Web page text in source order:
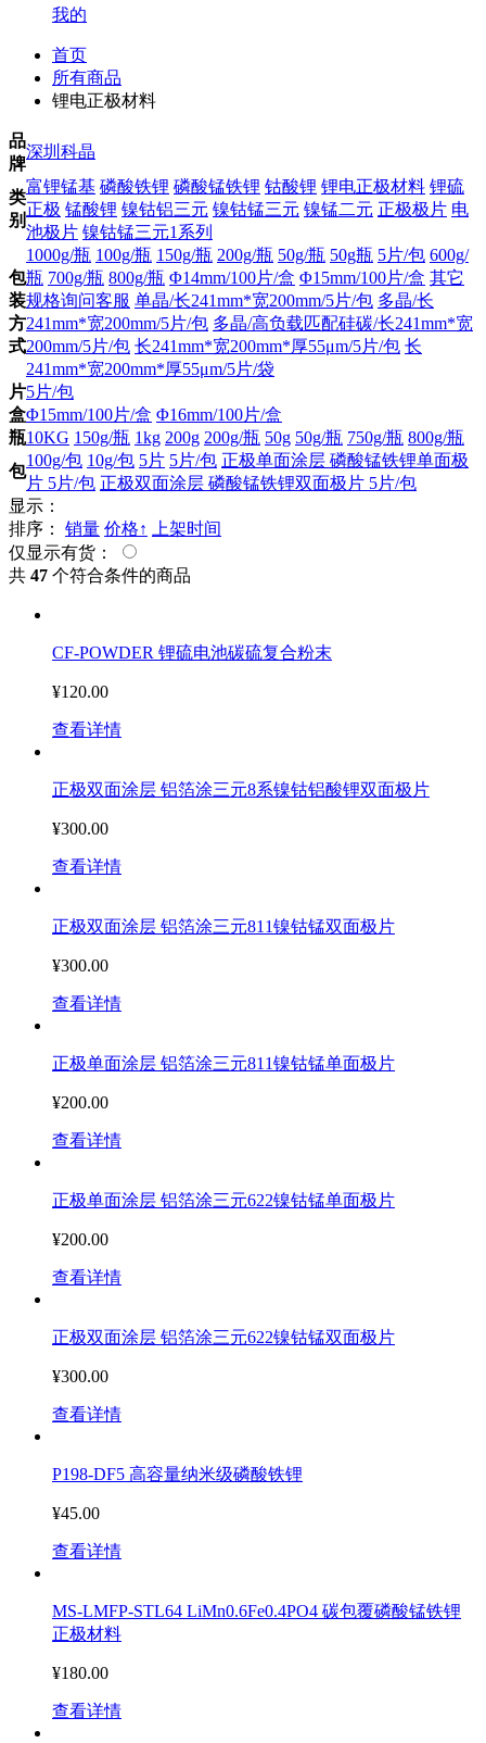
我的
首页
所有商品
锂电正极材料
品
牌
深圳科晶
类
别
富锂锰基 磷酸铁锂 磷酸锰铁锂 钴酸锂 锂电正极材料 锂硫
正极 锰酸锂 镍钴铝三元 镍钴锰三元 镍锰二元 正极极片 电
池极片 镍钴锰三元1系列
包
装
方
式
1000g/瓶 100g/瓶 150g/瓶 200g/瓶 50g/瓶 50g瓶 5片/包 600g/
瓶 700g/瓶 800g/瓶 Φ14mm/100片/盒 Φ15mm/100片/盒 其它
规格询问客服 单晶/长241mm*宽200mm/5片/包 多晶/长
241mm*宽200mm/5片/包 多晶/高负载匹配硅碳/长241mm*宽
200mm/5片/包 长241mm*宽200mm*厚55μm/5片/包 长
241mm*宽200mm*厚55μm/5片/袋
片5片/包
盒Φ15mm/100片/盒 Φ16mm/100片/盒
瓶10KG 150g/瓶 1kg 200g 200g/瓶 50g 50g/瓶 750g/瓶 800g/瓶
包
100g/包 10g/包 5片 5片/包 正极单面涂层 磷酸锰铁锂单面极
片 5片/包 正极双面涂层 磷酸锰铁锂双面极片 5片/包
显示：
排序：
销量 价格↑
上架时间
仅显示有货：
共 47 个符合条件的商品
CF-POWDER 锂硫电池碳硫复合粉末
¥120.00
查看详情
正极双面涂层 铝箔涂三元8系镍钴铝酸锂双面极片
¥300.00
查看详情
正极双面涂层 铝箔涂三元811镍钴锰双面极片
¥300.00
查看详情
正极单面涂层 铝箔涂三元811镍钴锰单面极片
¥200.00
查看详情
正极单面涂层 铝箔涂三元622镍钴锰单面极片
¥200.00
查看详情
正极双面涂层 铝箔涂三元622镍钴锰双面极片
¥300.00
查看详情
P198-DF5 高容量纳米级磷酸铁锂
¥45.00
查看详情
MS-LMFP-STL64 LiMn0.6Fe0.4PO4 碳包覆磷酸锰铁锂
正极材料
¥180.00
查看详情